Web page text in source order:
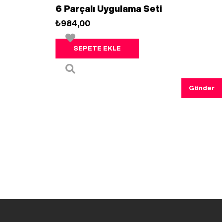
6 Parçalı Uygulama Seti
₺984,00
SEPETE EKLE
Gönder